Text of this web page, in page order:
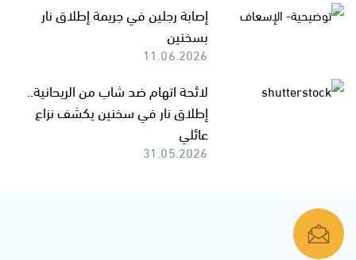
إصابة رجلين في جريمة إطلاق نار
بسخنين
11.06.2026
لائحة اتهام ضد شاب من الريحانية..
إطلاق نار في سخنين يكشف نزاع
عائلي
31.05.2026